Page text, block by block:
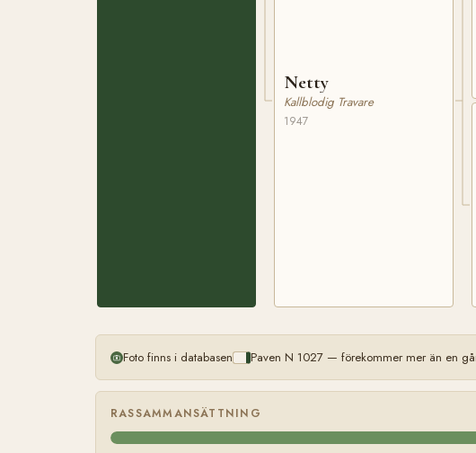
Netty
Kallblodig Travare
1947
Foto finns i databasen Paven N 1027 — förekommer mer än en
RASSAMMANSÄTTNING